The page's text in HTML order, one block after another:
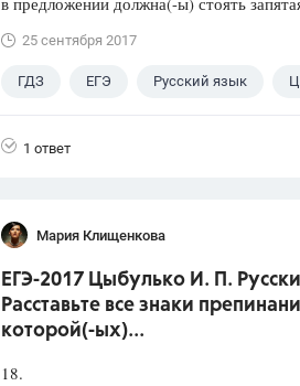
25 сентября 2017
ГДЗ ЕГЭ Русский язык
1 ответ
Мария Клищенкова
ЕГЭ-2017 Цыбулько И. П.
Расставьте все знаки
которой(-ых)...
18.